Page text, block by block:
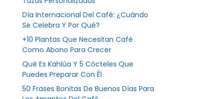
Día Internacional Del Café: ¿Cuándo
Se Celebra Y Por Qué?
+10 Plantas Que Necesitan Café
Como Abono Para Crecer
Qué Es Kahlúa Y 5 Cócteles Que
Puedes Preparar Con Él
50 Frases Bonitas De Buenos Días Para